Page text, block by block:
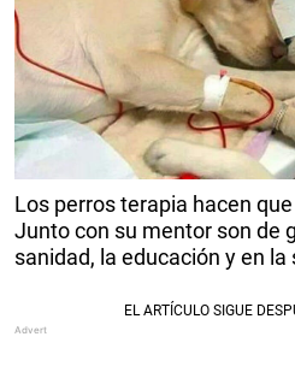
Los perros terapia hacen
Junto con su mentor son de
sanidad, la educación y en